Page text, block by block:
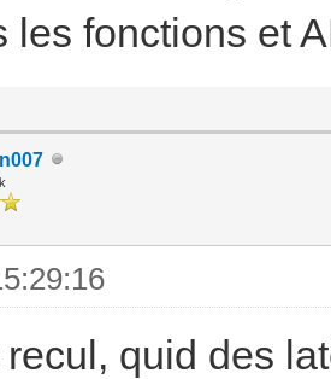
les fonctions et
quid des